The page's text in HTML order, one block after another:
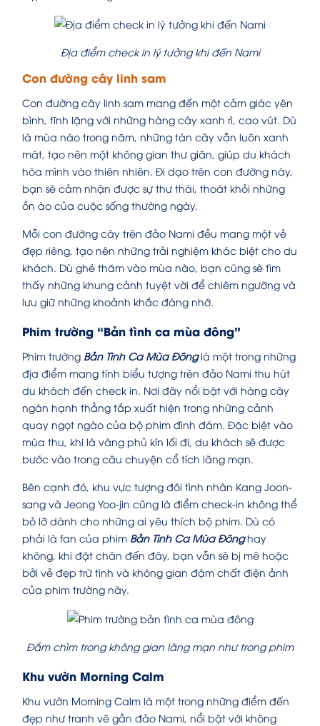
Địa điểm check in lý tưởng khi đến Nami
Con đường cây linh sam
Con đường cây linh sam mang đến một cảm giác yên
bình, tĩnh lặng với những hàng cây xanh rì, cao vút. Dù
là mùa nào trong năm, những tán cây vẫn luôn xanh
mát, tạo nên một không gian thư giãn, giúp du khách
hòa mình vào thiên nhiên. Đi dạo trên con đường này,
bạn sẽ cảm nhận được sự thư thái, thoát khỏi những
ồn ào của cuộc sống thường ngày.
Mỗi con đường cây trên đảo Nami đều mang một vẻ
đẹp riêng, tạo nên những trải nghiệm khác biệt cho du
khách. Dù ghé thăm vào mùa nào, bạn cũng sẽ tìm
thấy những khung cảnh tuyệt vời để chiêm ngưỡng và
lưu giữ những khoảnh khắc đáng nhớ.
Phim trường “Bản tình ca mùa đông”
Phim trường Bản Tình Ca Mùa Đônglà một trong những
địa điểm mang tính biểu tượng trên đảo Nami thu hút
du khách đến check in. Nơi đây nổi bật với hàng cây
ngân hạnh thẳng tắp xuất hiện trong những cảnh
quay ngọt ngào của bộ phim đình đám. Đặc biệt vào
mùa thu, khi lá vàng phủ kín lối đi, du khách sẽ được
bước vào trong câu chuyện cổ tích lãng mạn.
Bên cạnh đó, khu vực tượng đôi tình nhân Kang Joon-
sang và Jeong Yoo-jin cũng là điểm check-in không thể
bỏ lỡ dành cho những ai yêu thích bộ phim. Dù có
phải là fan của phim Bản Tình Ca Mùa Đônghay
không, khi đặt chân đến đây, bạn vẫn sẽ bị mê hoặc
bởi vẻ đẹp trữ tình và không gian đậm chất điện ảnh
của phim trường này.
Đắm chìm trong không gian lãng mạn như trong phim
Khu vườn Morning Calm
Khu vườn Morning Calm là một trong những điểm đến
đẹp như tranh vẽ gần đảo Nami, nổi bật với không